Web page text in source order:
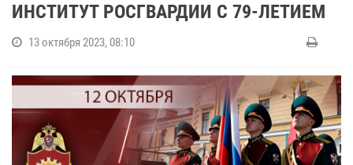
ИНСТИТУТ РОСГВАРДИИ С 79-ЛЕТИЕМ
13 октября 2023, 08:10